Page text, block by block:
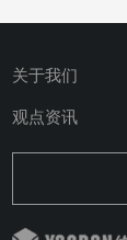
关于我们
观点资讯